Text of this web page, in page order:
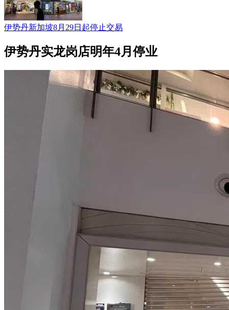
伊势丹新加坡8月29日起停止交易
伊势丹实龙岗店明年4月停业